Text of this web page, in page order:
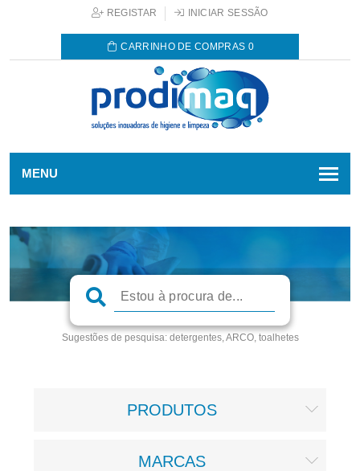
REGISTAR INICIAR SESSÃO
CARRINHO DE COMPRAS 0
MENU
Sugestões de pesquisa:detergentes, ARCO, toalhetes
PRODUTOS
MARCAS